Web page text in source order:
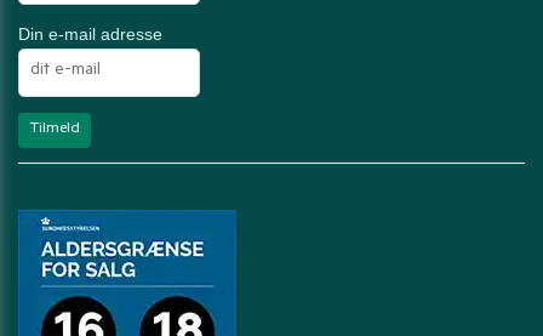
Din e-mail adresse